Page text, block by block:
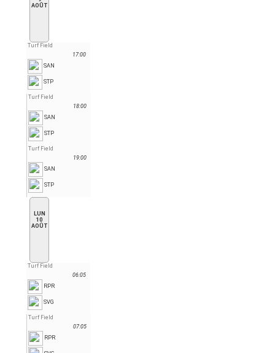
AOÛT
Turf Field
17:00
SAN
STP
Turf Field
18:00
SAN
STP
Turf Field
19:00
SAN
STP
LUN
10
AOÛT
Turf Field
06:05
RPR
SVG
Turf Field
07:05
RPR